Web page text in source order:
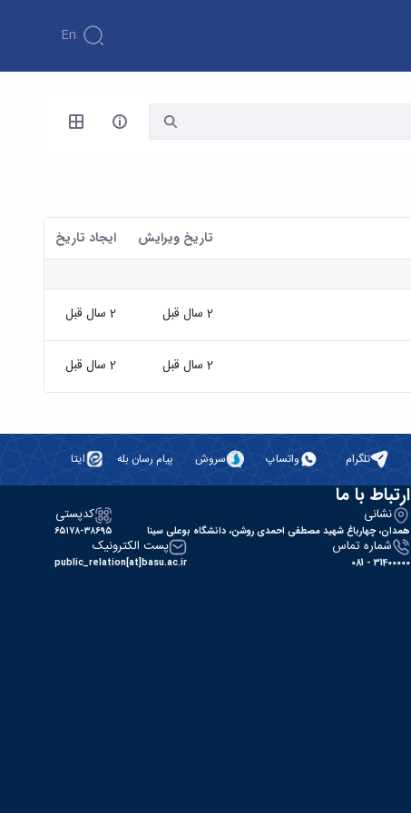
En
تاریخ ویرایش ايجاد تاريخ
2 سال قبل 2 سال قبل
2 سال قبل 2 سال قبل
تلگرام واتساپ سروش پیام رسان بله ایتا
ارتباط با ما
نشانی
همدان، چهارباغ شهید مصطفی احمدی روشن، دانشگاه بوعلی سینا
کدپستی
۶۵۱۷۸-۳۸۶۹۵
شماره تماس
31400000 - 081
پست الکترونیک
public_relation[at]basu.ac.ir